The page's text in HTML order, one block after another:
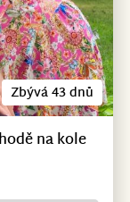
Zbývá 43 dnů
na kole